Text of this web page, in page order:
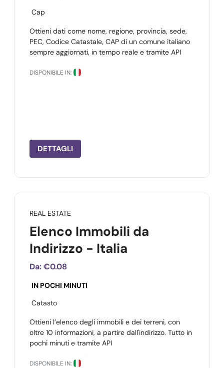
Cap
Ottieni dati come nome, regione, provincia, sede,
PEC, Codice Catastale, CAP di un comune italiano
sempre aggiornati, in tempo reale e tramite API
DISPONIBILE IN:
DETTAGLI
REAL ESTATE
Elenco Immobili da
Indirizzo - Italia
Da:€0.08
IN POCHI MINUTI
Catasto
Ottieni l’elenco degli immobili e dei terreni, con
oltre 10 informazioni, a partire dall'indirizzo. Tutto in
pochi minuti e tramite API
DISPONIBILE IN: